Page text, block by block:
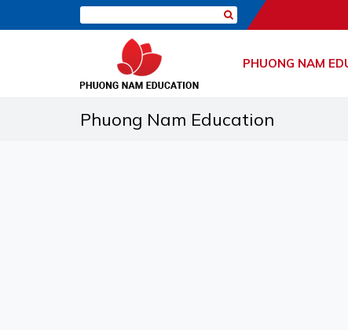
PHUONG NAM
Phuong Nam Education